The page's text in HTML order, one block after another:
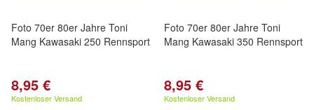
Foto 70er 80er Jahre Toni
Mang Kawasaki 250 Rennsport
8,95 €
Kostenloser Versand
Foto 70er 80er Jahre Toni
Mang Kawasaki 350 Rennsport
8,95 €
Kostenloser Versand